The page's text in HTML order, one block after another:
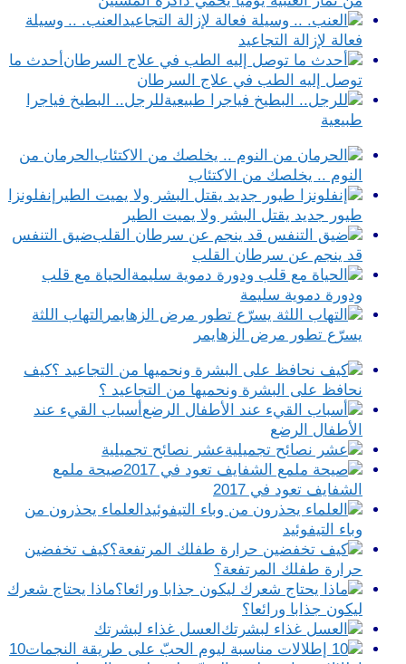
العنب. .. وسيلة
فعالة لإزالة التجاعيد
أحدث ما
توصل إليه الطب في علاج السرطان
للرجل.. البطيخ فياجرا
طبيعية
الحرمان من
النوم .. يخلصك من الاكتئاب
إنفلونزا
طيور جديد يقتل البشر ولا يميت الطير
ضيق التنفس
قد ينجم عن سرطان القلب
الحياة مع قلب
ودورة دموية سليمة
التهاب اللثة
يسرّع تطور مرض الزهايمر
كيف
نحافظ على البشرة ونحميها من التجاعيد ؟
أسباب القيء عند
الأطفال الرضع
عشر نصائح تجميلية
صيحة ملمع
الشفايف تعود في 2017
العلماء يحذرون من
وباء التيفوئيد
كيف تخفضين
حرارة طفلك المرتفعة؟
ماذا يحتاج شعرك
ليكون جذابا ورائعا؟
العسل غذاء لبشرتك
10